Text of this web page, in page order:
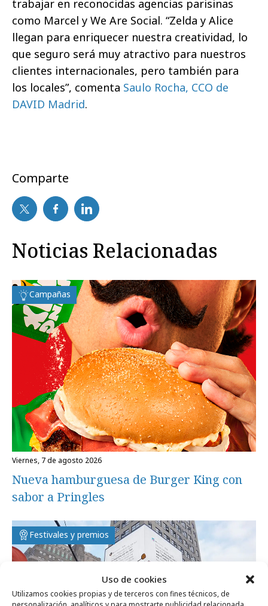
Uso de cookies
Utilizamos cookies propias y de terceros con fines técnicos, de
personalización, analíticos y para mostrarte publicidad relacionada
trabajar en reconocidas agencias parisinas
como Marcel y We Are Social. “Zelda y Alice
llegan para enriquecer nuestra creatividad, lo
que seguro será muy atractivo para nuestros
clientes internacionales, pero también para
los locales”, comenta Saulo Rocha, CCO de
DAVID Madrid.
Comparte
Noticias Relacionadas
Campañas
viernes, 7 de agosto 2026
Nueva hamburguesa de Burger King con
sabor a Pringles
Festivales y premios